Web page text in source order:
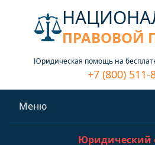
ПРАВОВОЙ
Юридическая помощь на
+7 (800) 511-
Меню
Юридический